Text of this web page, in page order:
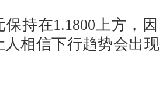
在1.1800上方，因
相信下行趋势会出